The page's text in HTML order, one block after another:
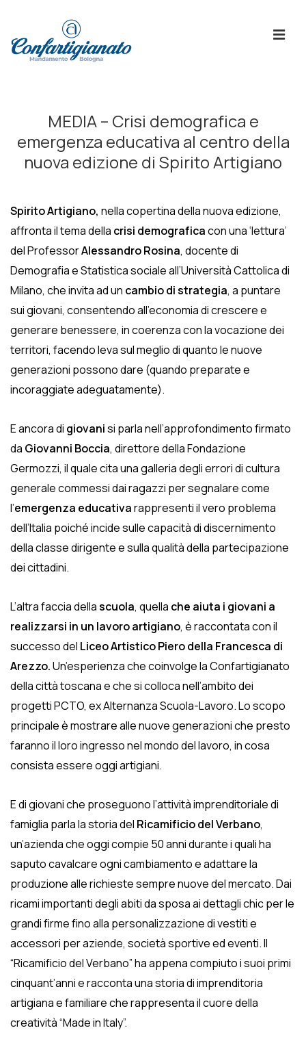
Principale
MEDIA – Crisi demografica e
emergenza educativa al centro della
nuova edizione di Spirito Artigiano
Spirito Artigiano, nella copertina della nuova edizione,
affronta il tema della crisi demograficacon una ‘lettura’
del ProfessorAlessandro Rosina, docente di
Demografia e Statistica sociale all’Università Cattolica di
Milano, che invita ad un cambio di strategia, a puntare
sui giovani, consentendo all’economia di crescere e
generare benessere, in coerenza con la vocazione dei
territori, facendo leva sul meglio di quanto le nuove
generazioni possono dare (quando preparate e
incoraggiate adeguatamente).
E ancora di giovanisi parla nell’approfondimento firmato
da Giovanni Boccia, direttore della Fondazione
Germozzi, il quale cita una galleria degli errori di cultura
generale commessi dai ragazzi per segnalare come
l’emergenza educativarappresenti il vero problema
dell’Italia poiché incide sulle capacità di discernimento
della classe dirigente e sulla qualità della partecipazione
dei cittadini.
L’altra faccia dellascuola, quella che aiuta i giovani a
realizzarsi in un lavoro artigiano, è raccontata con il
successo del Liceo Artistico Piero della Francesca di
Arezzo.Un’esperienza che coinvolge la Confartigianato
della città toscana e che si colloca nell’ambito dei
progetti PCTO, ex Alternanza Scuola-Lavoro. Lo scopo
principale è mostrare alle nuove generazioni che presto
faranno il loro ingresso nel mondo del lavoro, in cosa
consista essere oggi artigiani.
E di giovani che proseguono l’attività imprenditoriale di
famiglia parla la storia del Ricamificio del Verbano,
un’azienda che oggi compie 50 anni durante i quali ha
saputo cavalcare ogni cambiamento e adattare la
produzione alle richieste sempre nuove del mercato. Dai
ricami importanti degli abiti da sposa ai dettagli chic per le
grandi firme fino alla personalizzazione di vestiti e
accessori per aziende, società sportive ed eventi. Il
“Ricamificio del Verbano” ha appena compiuto i suoi primi
cinquant’anni e racconta una storia di imprenditoria
artigiana e familiare che rappresenta il cuore della
creatività “Made in Italy”.